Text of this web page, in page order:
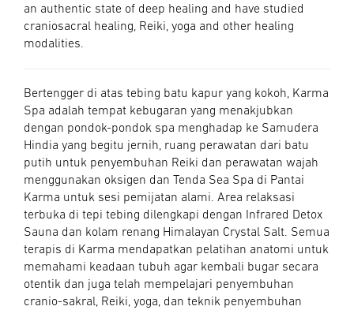
an authentic state of deep healing and have studied
craniosacral healing, Reiki, yoga and other healing
modalities.
Bertengger di atas tebing batu kapur yang kokoh, Karma
Spa adalah tempat kebugaran yang menakjubkan
dengan pondok-pondok spa menghadap ke Samudera
Hindia yang begitu jernih, ruang perawatan dari batu
putih untuk penyembuhan Reiki dan perawatan wajah
menggunakan oksigen dan Tenda Sea Spa di Pantai
Karma untuk sesi pemijatan alami. Area relaksasi
terbuka di tepi tebing dilengkapi dengan Infrared Detox
Sauna dan kolam renang Himalayan Crystal Salt. Semua
terapis di Karma mendapatkan pelatihan anatomi untuk
memahami keadaan tubuh agar kembali bugar secara
otentik dan juga telah mempelajari penyembuhan
cranio-sakral, Reiki, yoga, dan teknik penyembuhan